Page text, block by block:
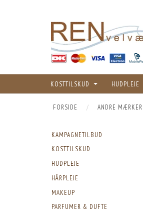
KOSTTILSKUD HUDPLEJE
FORSIDE ANDRE MÆRKER
KAMPAGNETILBUD
KOSTTILSKUD
HUDPLEJE
HÅRPLEJE
MAKEUP
PARFUMER & DUFTE